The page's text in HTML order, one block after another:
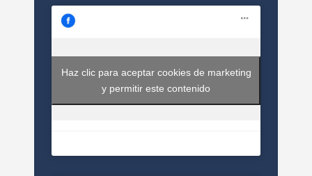
Haz clic para aceptar cookies de marketing
y permitir este contenido